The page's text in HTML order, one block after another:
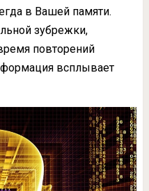
в Вашей памяти.
зубрежки,
повторений
всплывает